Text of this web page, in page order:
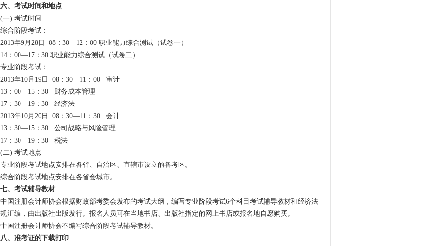
六、考试时间和地点
(一) 考试时间
综合阶段考试：
2013年9月28日 08：30—12：00 职业能力综合测试（试卷一）
14：00—17：30 职业能力综合测试（试卷二）
专业阶段考试：
2013年10月19日 08 ：30—11：00
审计
13：00—15：30
财务成本管理
17：30—19：30
经济法
2013年10月20日 08 ：30—11：30
会计
13：30—15：30
公司战略与风险管理
17：30—19：30
税法
(二) 考试地点
专业阶段考试地点安排在各省、自治区、直辖市设立的各考区。
综合阶段考试地点安排在各省会城市。
七、考试辅导教材
中国注册会计师协会根据财政部考委会发布的考试大纲，编写专业阶段考试6个科目考试辅导教材和经济法
规汇编，由出版社出版发行。报名人员可在当地书店、出版社指定的网上书店或报名地自愿购买。
中国注册会计师协会不编写综合阶段考试辅导教材。
八、准考证的下载打印